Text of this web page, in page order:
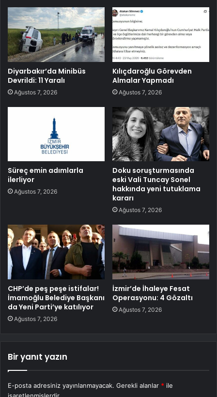
Diyarbakır’da Minibüs
Devrildi: 11 Yaralı
Ağustos 7, 2026
Kılıçdaroğlu Görevden
Almalar Yapmadı
Ağustos 7, 2026
Süreç emin adımlarla
ilerliyor
Ağustos 7, 2026
Doku soruşturmasında
eski Vali Tuncay Sonel
hakkında yeni tutuklama
kararı
Ağustos 7, 2026
CHP’de peş peşe istifalar!
İmamoğlu Belediye Başkanı
da Yeni Parti’ye katılıyor
Ağustos 7, 2026
İzmir’de İhaleye Fesat
Operasyonu: 4 Gözaltı
Ağustos 7, 2026
Bir yanıt yazın
E-posta adresiniz yayınlanmayacak. Gerekli alanlar * ile